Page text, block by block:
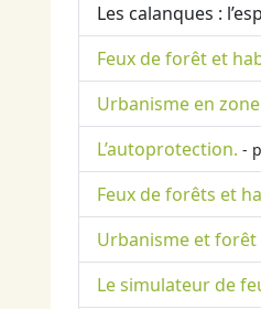
Les calanques :
Feux de forêt et
Urbanisme en
L’autoprotection. -
Feux de forêts et
Urbanisme et forêt
Le simulateur de